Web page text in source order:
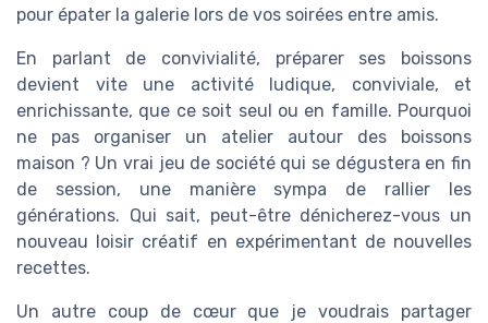
pour épater la galerie lors de vos soirées entre amis.
En parlant de convivialité, préparer ses boissons
devient vite une activité ludique, conviviale, et
enrichissante, que ce soit seul ou en famille. Pourquoi
ne pas organiser un atelier autour des boissons
maison ? Un vrai jeu de société qui se dégustera en fin
de session, une manière sympa de rallier les
générations. Qui sait, peut-être dénicherez-vous un
nouveau loisir créatif en expérimentant de nouvelles
recettes.
Un autre coup de cœur que je voudrais partager